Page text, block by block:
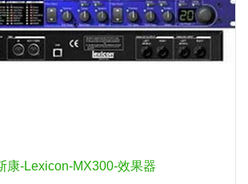
康-Lexicon-MX300-效果器